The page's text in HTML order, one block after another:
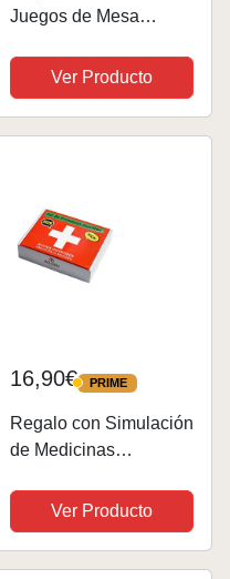
Juegos de Mesa
Juegos de Cartas para
Fiestas - Regalos
Originales Hombres,
Ver Producto
16,90€ PRIME
PRIME
Regalo con Simulación
de Medicinas
Golosinas. Amigo
Invisible.
Ver Producto